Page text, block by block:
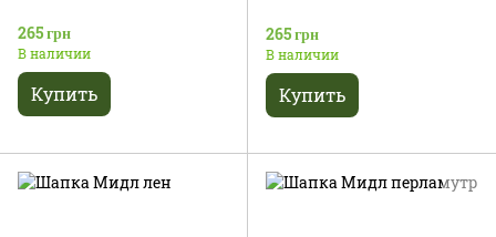
265 грн
В наличии
Купить
265 грн
В наличии
Купить